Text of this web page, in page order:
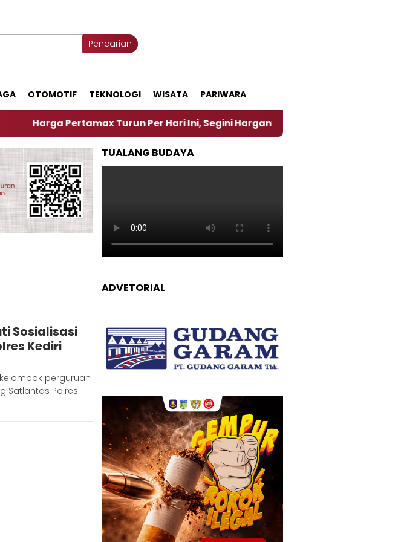
Pencarian
OTOMOTIF TEKNOLOGI WISATA PARIWARA
Pertamax Turun Per Hari Ini, Segini Harganya ‎Nasirun Maestro Lukis
Sosialisasi
Kediri
perguruan
Satlantas Polres
TUALANG BUDAYA
ADVETORIAL